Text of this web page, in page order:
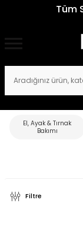
Tüm
El, Ayak & Tırnak
Bakımı
Filtre